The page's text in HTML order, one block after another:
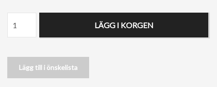
LÄGG I KORGEN
Lägg till i önskelista